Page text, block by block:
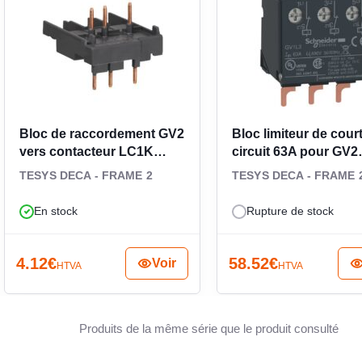
industriels compacts.
et tableaux électriques
de haut et 78,2 mm de profondeur, ce
et tableaux où chaque module compte. Son
dans une enveloppe adaptée. Sa puissance
pour la conception thermique de l’armoire,
protections moteur.
Bloc de raccordement GV2
vers contacteur LC1K
GV2AF01
TESYS DECA - FRAME 2
En stock
4.12€HTVA Voir
Bloc limiteur de
circuit 63A pour GV2
GV1L3
TESYS DECA - FRAME
Rupture de stock
58.52€HTVA
Produits de la même série que le produit consulté